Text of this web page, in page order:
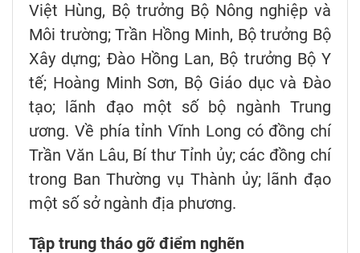
Việt Hùng, Bộ trưởng Bộ Nông nghiệp và
Môi trường; Trần Hồng Minh, Bộ trưởng Bộ
Xây dựng; Đào Hồng Lan, Bộ trưởng Bộ Y
tế; Hoàng Minh Sơn, Bộ Giáo dục và Đào
tạo; lãnh đạo một số bộ ngành Trung
ương. Về phía tỉnh Vĩnh Long có đồng chí
Trần Văn Lâu, Bí thư Tỉnh ủy; các đồng chí
trong Ban Thường vụ Thành ủy; lãnh đạo
một số sở ngành địa phương.
Tập trung tháo gỡ điểm nghẽn